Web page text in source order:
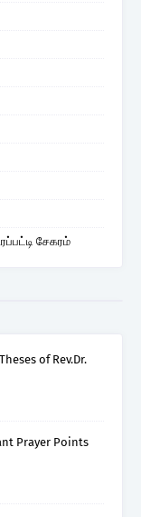
சேகரம்
of Rev.Dr.
Prayer Points